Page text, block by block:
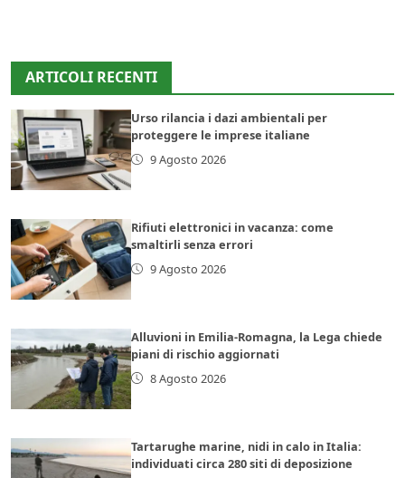
ARTICOLI RECENTI
Urso rilancia i dazi ambientali per
proteggere le imprese italiane
9 Agosto 2026
Rifiuti elettronici in vacanza: come
smaltirli senza errori
9 Agosto 2026
Alluvioni in Emilia-Romagna, la Lega chiede
piani di rischio aggiornati
8 Agosto 2026
Tartarughe marine, nidi in calo in Italia:
individuati circa 280 siti di deposizione